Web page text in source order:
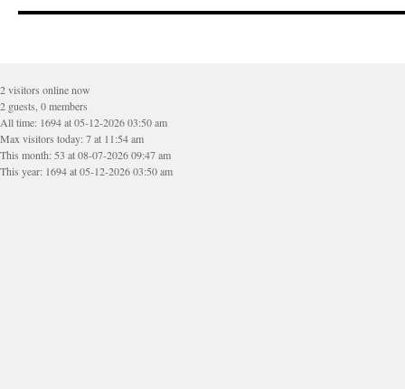
2 visitors online now
2 guests, 0 members
All time: 1694 at 05-12-2026 03:50 am
Max visitors today: 7 at 11:54 am
This month: 53 at 08-07-2026 09:47 am
This year: 1694 at 05-12-2026 03:50 am